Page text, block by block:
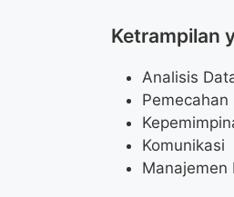
Ketrampilan
Analisis
Pemecahan
Komunikasi
Manajemen